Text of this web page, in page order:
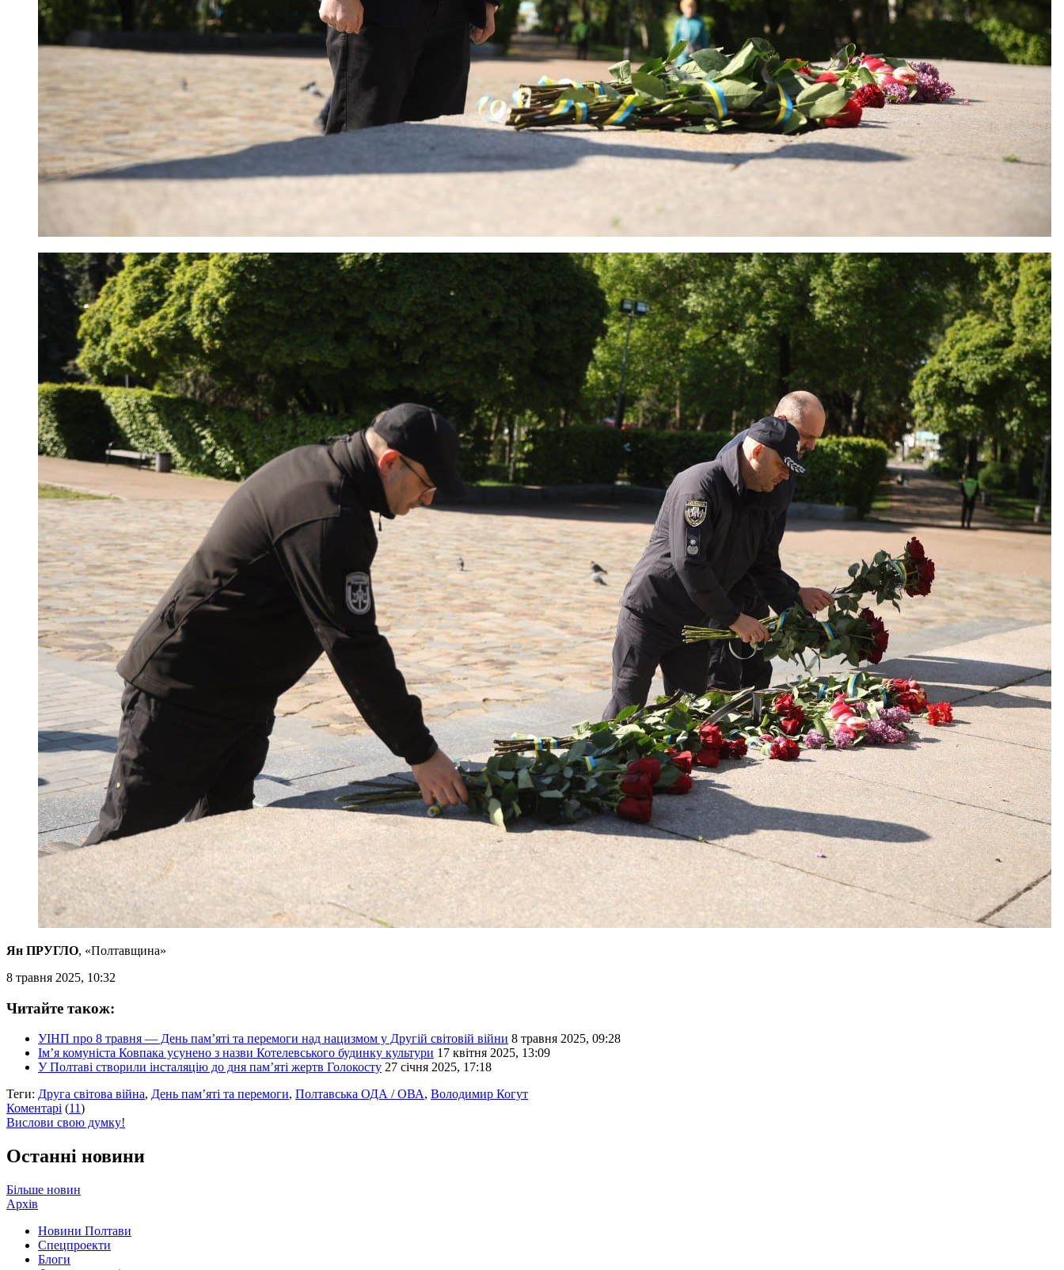
Ян ПРУГЛО, «Полтавщина»
8 травня 2025, 10:32
Читайте також:
УІНП про 8 травня — День пам’яті та перемоги над нацизмом у Другій світовій війни 8 травня 2025, 09:28
Ім’я комуніста Ковпака усунено з назви Котелевського будинку культури 17 квітня 2025, 13:09
У Полтаві створили інсталяцію до дня пам’яті жертв Голокосту 27 січня 2025, 17:18
Теги: Друга світова війна, День пам’яті та перемоги, Полтавська ОДА / ОВА, Володимир Когут
Коментарі (11)
Вислови свою думку!
Останні новини
Більше новин
Архів
Новини Полтави
Спецпроекти
Блоги